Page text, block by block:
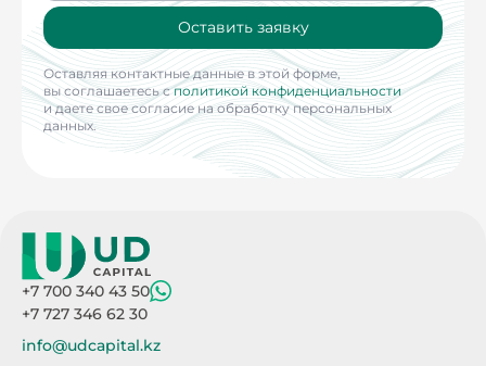
Оставить заявку
Оставляя контактные данные в этой форме,
вы соглашаетесь сполитикой конфиденциальности
и даете свое согласие на обработку персональных
данных.
+7 700 340 43 50
+7 727 346 62 30
info@udcapital.kz